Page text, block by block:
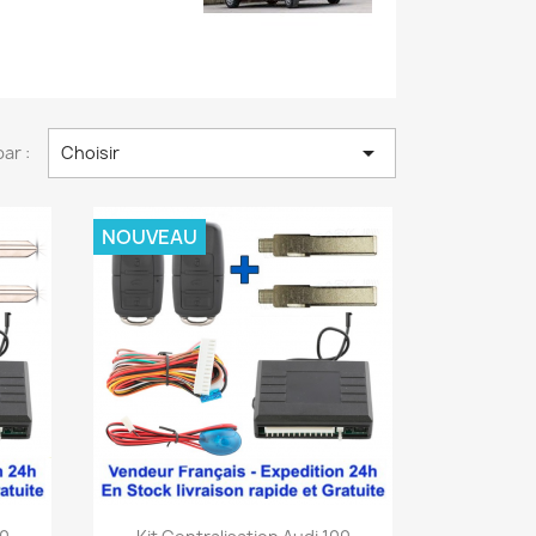
: Choisir 
Aperçu rapide
NOUVEAU